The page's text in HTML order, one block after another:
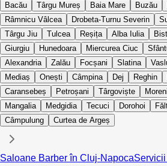
Bacău
Târgu Mureș Baia Mare Buzău
Râmnicu Vâlcea
Drobeta-Turnu Severin
Târgu Jiu
Tulcea Reșița Alba Iulia
Giurgiu
Hunedoara Miercurea Ciuc
Alexandria
Zalău Focșani Slatina
Mediaș
Onești Câmpina Dej Reghin
Caransebeș
Petroșani Târgoviște Moreni
Mangalia
Medgidia Tecuci Dorohoi
Câmpulung
Curtea de Argeș
Saloane Barber în Cluj-Napoca